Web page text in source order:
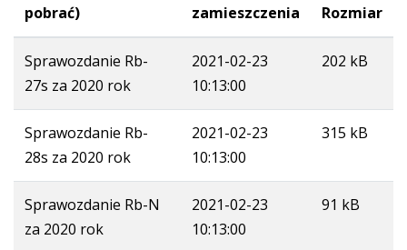
pobrać)
zamieszczenia
Rozmiar
Sprawozdanie Rb-
27s za 2020 rok
2021-02-23
10:13:00
202 kB
Sprawozdanie Rb-
28s za 2020 rok
2021-02-23
10:13:00
315 kB
Sprawozdanie Rb-N
za 2020 rok
2021-02-23
10:13:00
91 kB